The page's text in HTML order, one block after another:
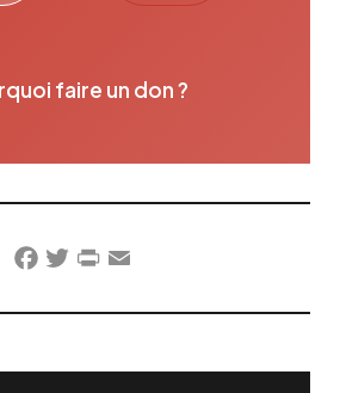
faire un don ?
Facebook
TwitterPrintFriendly
Email